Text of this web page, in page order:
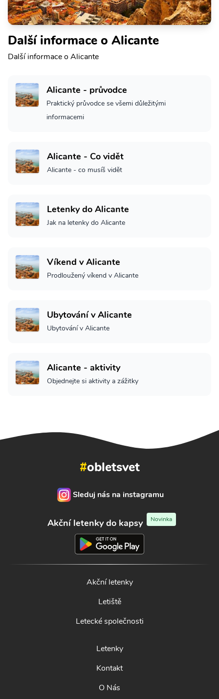
Další informace o Alicante
Další informace o Alicante
Alicante - průvodce
Praktický průvodce se všemi důležitými
informacemi
Alicante - Co vidět
Alicante - co musíš vidět
Letenky do Alicante
Jak na letenky do Alicante
Víkend v Alicante
Prodloužený víkend v Alicante
Ubytování v Alicante
Ubytování v Alicante
Alicante - aktivity
Objednejte si aktivity a zážitky
#obletsvet
Sleduj nás na instagramu
Akční letenky do kapsy Novinka
Akční letenky
Letiště
Letecké společnosti
Letenky
Kontakt
O Nás